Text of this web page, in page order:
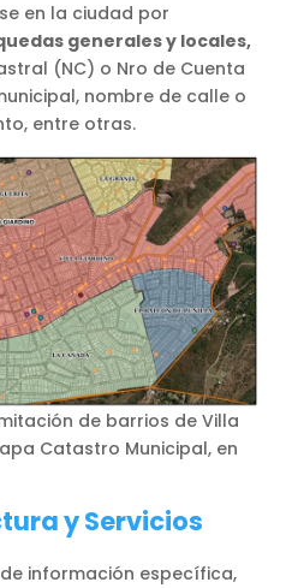
en la ciudad por
generales y locales,
(NC) o Nro de Cuenta
nombre de calle o
entre otras.
de barrios de Villa
Catastro Municipal, en
y Servicios
información específica,